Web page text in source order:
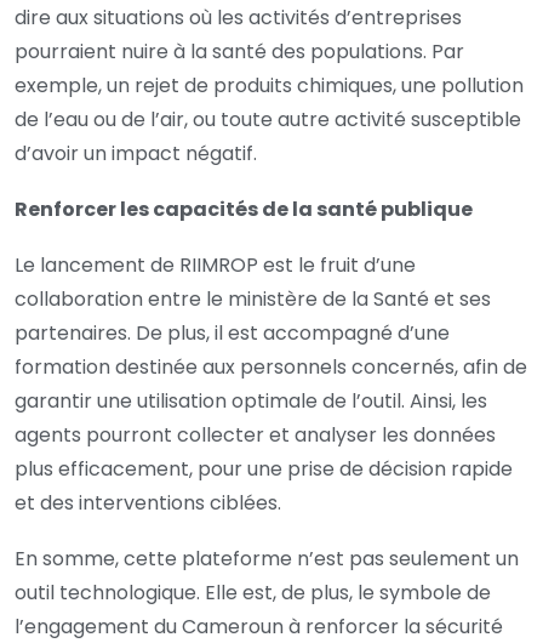
dire aux situations où les activités d’entreprises
pourraient nuire à la santé des populations. Par
exemple, un rejet de produits chimiques, une pollution
de l’eau ou de l’air, ou toute autre activité susceptible
d’avoir un impact négatif.
Renforcer les capacités de la santé publique
Le lancement de RIIMROP est le fruit d’une
collaboration entre le ministère de la Santé et ses
partenaires. De plus, il est accompagné d’une
formation destinée aux personnels concernés, afin de
garantir une utilisation optimale de l’outil. Ainsi, les
agents pourront collecter et analyser les données
plus efficacement, pour une prise de décision rapide
et des interventions ciblées.
En somme, cette plateforme n’est pas seulement un
outil technologique. Elle est, de plus, le symbole de
l’engagement du Cameroun à renforcer la sécurité